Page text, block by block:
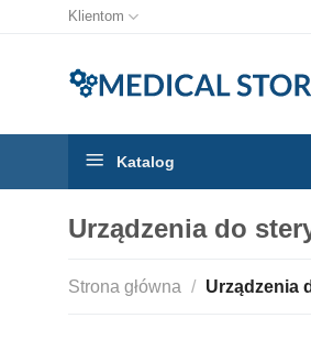
Klientom
Katalog
Urządzenia do
Strona główna / Urządzenia